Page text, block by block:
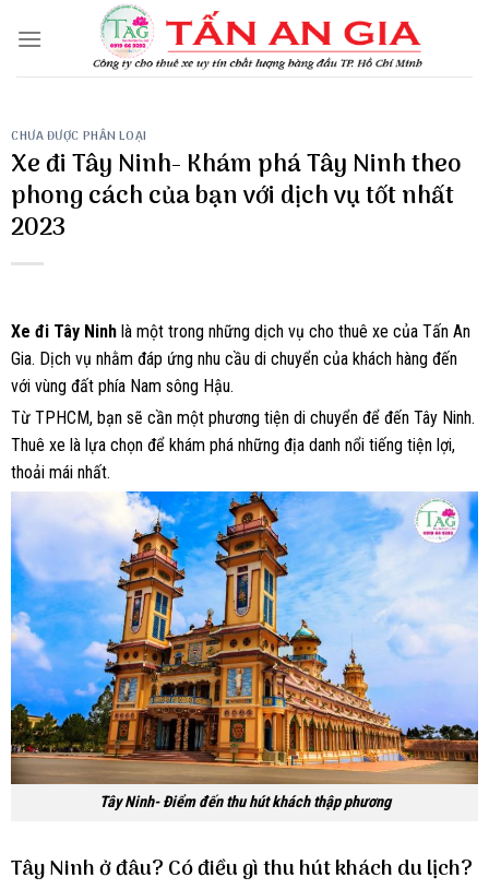
CHƯA ĐƯỢC PHÂN LOẠI
Xe đi Tây Ninh- Khám phá Tây Ninh theo
phong cách của bạn với dịch vụ tốt nhất
2023
Xe đi Tây Ninh là một trong những dịch vụ cho thuê xe của Tấn An
Gia. Dịch vụ nhằm đáp ứng nhu cầu di chuyển của khách hàng đến
với vùng đất phía Nam sông Hậu.
Từ TPHCM, bạn sẽ cần một phương tiện di chuyển để đến Tây Ninh.
Thuê xe là lựa chọn để khám phá những địa danh nổi tiếng tiện lợi,
thoải mái nhất.
Tây Ninh- Điểm đến thu hút khách thập phương
Tây Ninh ở đâu? Có điều gì thu hút khách du lịch?